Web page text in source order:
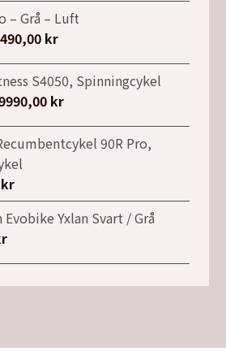
– Grå – Luft
krDet
priset
är:
S4050, Spinningcykel
13999,00 kr.
krDet
priset90R Pro,
kr
Evobike Yxlan Svart / Grå